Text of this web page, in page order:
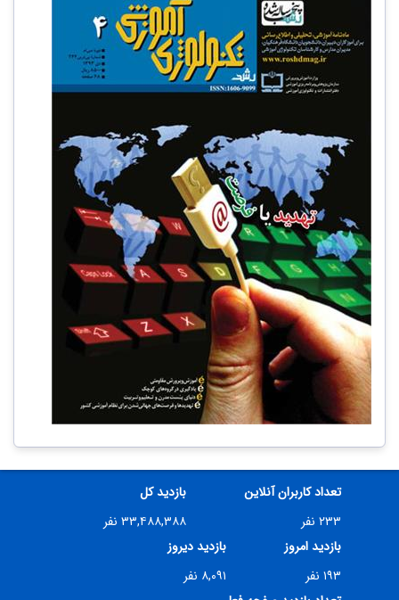
تعداد کاربران آنلاین
۲۳۳ نفر
بازدید کل
۳۳,۴۸۸,۳۸۸ نفر
بازدید امروز
۱۹۳ نفر
بازدید دیروز
۸,۰۹۱ نفر